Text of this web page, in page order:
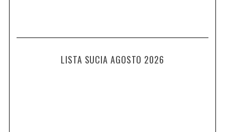
LISTA SUCIA AGOSTO 2026